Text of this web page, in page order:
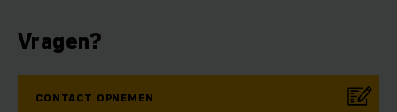
Vragen?
CONTACT OPNEMEN